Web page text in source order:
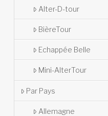
Alter-D-tour
BièreTour
Echappée Belle
Mini-AlterTour
Par Pays
Allemagne